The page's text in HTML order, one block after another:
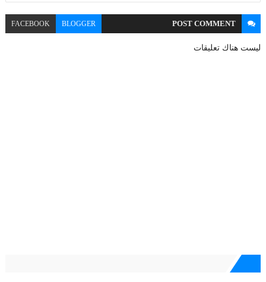
POSTCOMMENT
BLOGGER
FACEBOOK
ليست هناك تعليقات